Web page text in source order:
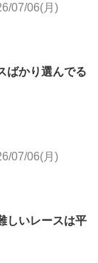
07/06(月)
ばかり選んでる
07/06(月)
しいレースは平